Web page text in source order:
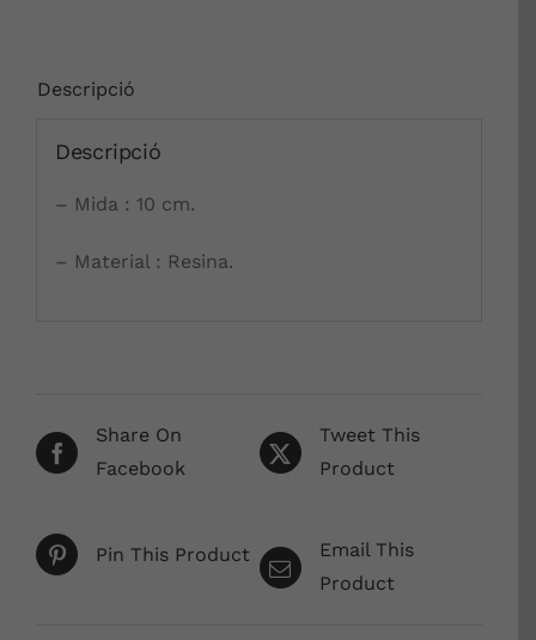
Descripció
Descripció
– Mida : 10 cm.
– Material : Resina.
Share On
Facebook
Tweet This
Product
Pin This Product
Email This
Product